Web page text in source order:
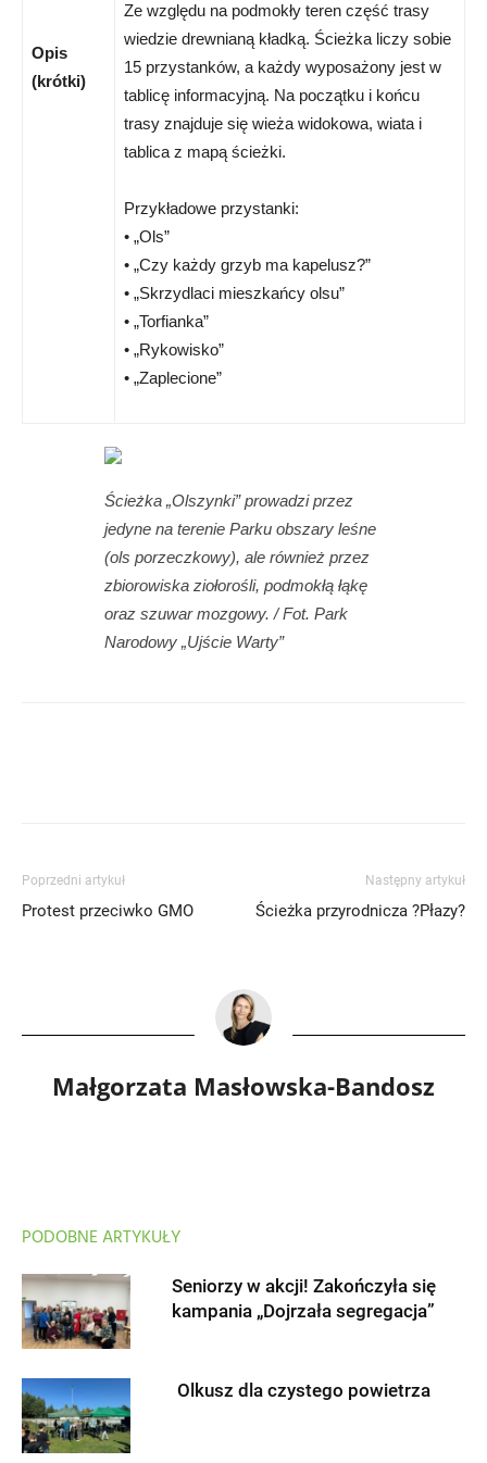
Opis
(krótki)
Ze względu na podmokły teren część trasy
wiedzie drewnianą kładką. Ścieżka liczy sobie
15 przystanków, a każdy wyposażony jest w
tablicę informacyjną. Na początku i końcu
trasy znajduje się wieża widokowa, wiata i
tablica z mapą ścieżki.
Przykładowe przystanki:
• „Ols”
• „Czy każdy grzyb ma kapelusz?”
• „Skrzydlaci mieszkańcy olsu”
• „Torfianka”
• „Rykowisko”
• „Zaplecione”
Ścieżka „Olszynki” prowadzi przez
jedyne na terenie Parku obszary leśne
(ols porzeczkowy), ale również przez
zbiorowiska ziołorośli, podmokłą łąkę
oraz szuwar mozgowy. / Fot. Park
Narodowy „Ujście Warty”
Poprzedni artykuł
Protest przeciwko GMO
Następny artykuł
Ścieżka przyrodnicza ?Płazy?
Małgorzata Masłowska-Bandosz
PODOBNE ARTYKUŁY
Seniorzy w akcji! Zakończyła się
kampania „Dojrzała segregacja”
Olkusz dla czystego powietrza